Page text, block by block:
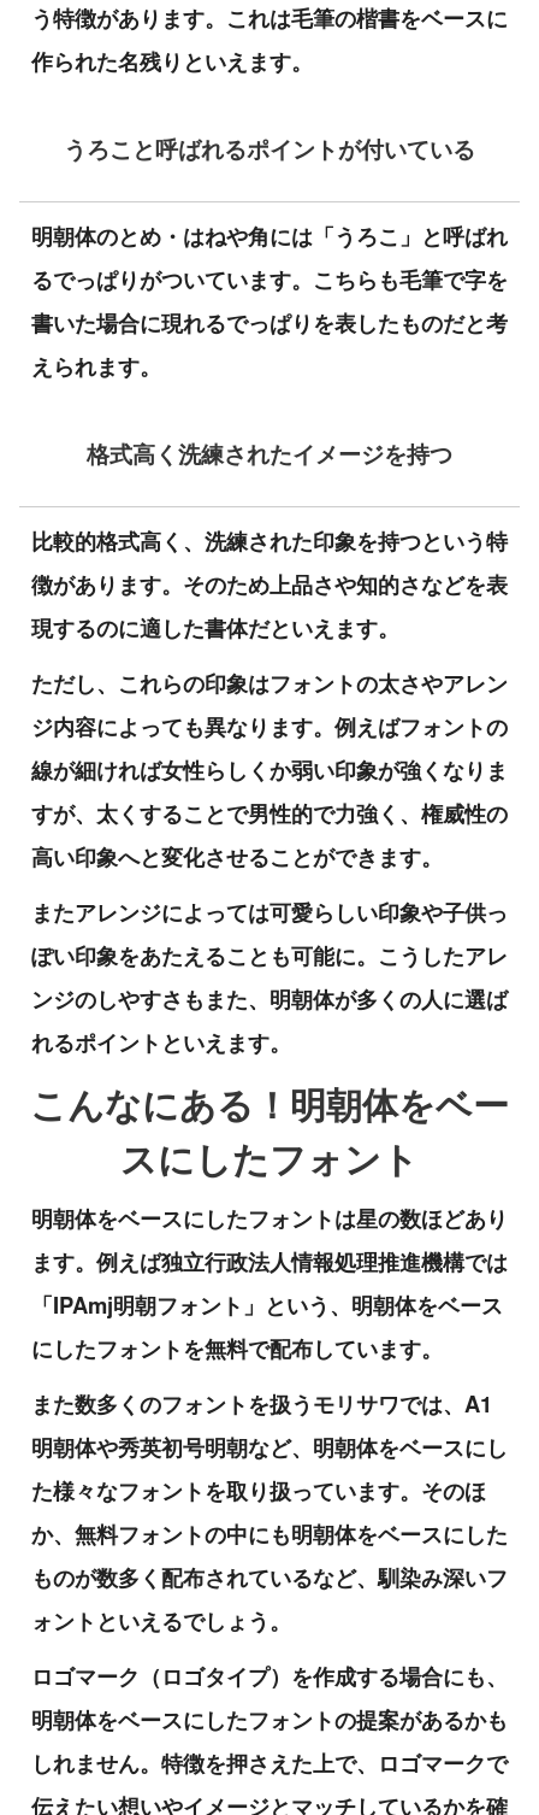
う特徴があります。これは毛筆の楷書をベースに
作られた名残りといえます。
うろこと呼ばれるポイントが付いている
明朝体のとめ・はねや角には「うろこ」と呼ばれ
るでっぱりがついています。こちらも毛筆で字を
書いた場合に現れるでっぱりを表したものだと考
えられます。
格式高く洗練されたイメージを持つ
比較的格式高く、洗練された印象を持つという特
徴があります。そのため上品さや知的さなどを表
現するのに適した書体だといえます。
ただし、これらの印象はフォントの太さやアレン
ジ内容によっても異なります。例えばフォントの
線が細ければ女性らしくか弱い印象が強くなりま
すが、太くすることで男性的で力強く、権威性の
高い印象へと変化させることができます。
またアレンジによっては可愛らしい印象や子供っ
ぽい印象をあたえることも可能に。こうしたアレ
ンジのしやすさもまた、明朝体が多くの人に選ば
れるポイントといえます。
こんなにある！明朝体をベー
スにしたフォント
明朝体をベースにしたフォントは星の数ほどあり
ます。例えば独立行政法人情報処理推進機構では
「IPAmj明朝フォント」という、明朝体をベース
にしたフォントを無料で配布しています。
また数多くのフォントを扱うモリサワでは、A1
明朝体や秀英初号明朝など、明朝体をベースにし
た様々なフォントを取り扱っています。そのほ
か、無料フォントの中にも明朝体をベースにした
ものが数多く配布されているなど、馴染み深いフ
ォントといえるでしょう。
ロゴマーク（ロゴタイプ）を作成する場合にも、
明朝体をベースにしたフォントの提案があるかも
しれません。特徴を押さえた上で、ロゴマークで
伝えたい想いやイメージとマッチしているかを確